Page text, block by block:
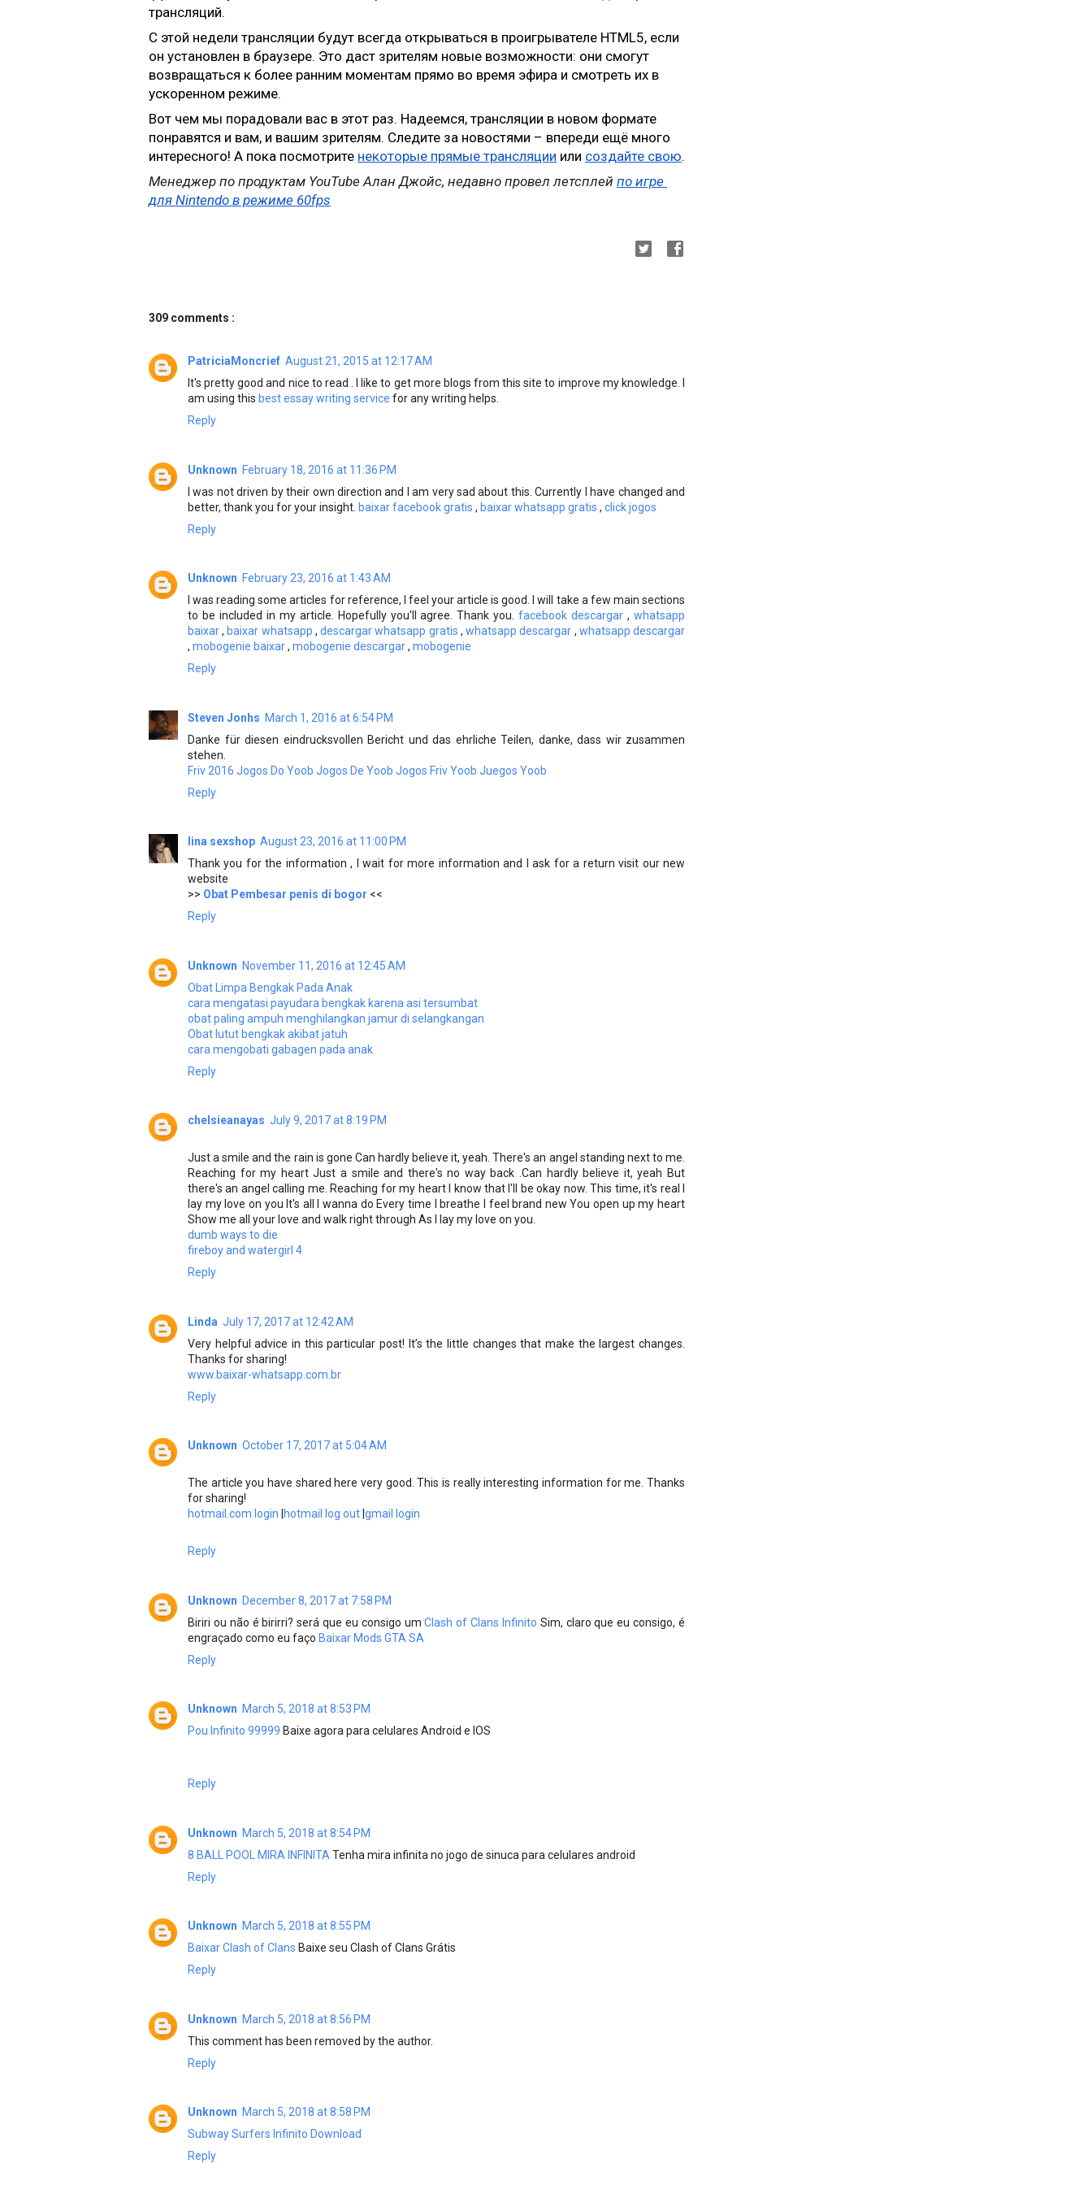
трансляций.
С этой недели трансляции будут всегда открываться в проигрывателе HTML5, если
он установлен в браузере. Это даст зрителям новые возможности: они смогут
возвращаться к более ранним моментам прямо во время эфира и смотреть их в
ускоренном режиме.
Вот чем мы порадовали вас в этот раз. Надеемся, трансляции в новом формате
понравятся и вам, и вашим зрителям. Следите за новостями – впереди ещё много
интересного! А пока посмотрите некоторые прямые трансляции или создайте свою
Менеджер по продуктам YouTube Алан Джойс, недавно провел летсплей по игре
для Nintendo в режиме 60fps
309 comments :
PatriciaMoncrief August 21, 2015 at 12:17 AM
It's pretty good and nice to read . I like to get more blogs from this site to improve my knowledge. I
am using this best essay writing service for any writing helps.
Reply
Unknown February 18, 2016 at 11:36 PM
I was not driven by their own direction and I am very sad about this. Currently I have changed and
better, thank you for your insight. baixar facebook gratis , baixar whatsapp gratis , click jogos
Reply
Unknown February 23, 2016 at 1:43 AM
I was reading some articles for reference, I feel your article is good. I will take a few main sections
to be included in my article. Hopefully you'll agree. Thank you.facebook descargar ,whatsapp
baixar, baixar whatsapp ,descargar whatsapp gratis ,whatsapp descargar , whatsapp descargar
, mobogenie baixar, mobogenie descargar, mobogenie
Reply
Steven Jonhs March 1, 2016 at 6:54 PM
Danke für diesen eindrucksvollen Bericht und das ehrliche Teilen, danke, dass wir zusammen
stehen.
Friv 2016 Jogos Do Yoob Jogos De Yoob Jogos Friv Yoob Juegos Yoob
Reply
lina sexshop August 23, 2016 at 11:00 PM
Thank you for the information , I wait for more information and I ask for a return visit our new
website
>> Obat Pembesar penis di bogor <<
Reply
Unknown November 11, 2016 at 12:45 AM
Obat Limpa Bengkak Pada Anak
cara mengatasi payudara bengkak karena asi tersumbat
obat paling ampuh menghilangkan jamur di selangkangan
Obat lutut bengkak akibat jatuh
cara mengobati gabagen pada anak
Reply
chelsieanayas July 9, 2017 at 8:19 PM
Just a smile and the rain is gone Can hardly believe it, yeah. There's an angel standing next to me.
Reaching for my heart Just a smile and there's no way back .Can hardly believe it, yeah But
there's an angel calling me. Reaching for my heart I know that I'll be okay now. This time, it's real I
lay my love on you It's all I wanna do Every time I breathe I feel brand new You open up my heart
Show me all your love and walk right through As I lay my love on you.
dumb ways to die
fireboy and watergirl 4
Reply
Linda July 17, 2017 at 12:42 AM
Very helpful advice in this particular post! It’s the little changes that make the largest changes.
Thanks for sharing!
www.baixar-whatsapp.com.br
Reply
Unknown October 17, 2017 at 5:04 AM
The article you have shared here very good. This is really interesting information for me. Thanks
for sharing!
hotmail.com login hotmail log out gmail login
Reply
Unknown December 8, 2017 at 7:58 PM
Biriri ou não é birirri? será que eu consigo umClash of Clans Infinito Sim, claro que eu consigo, é
engraçado como eu faço Baixar Mods GTA SA
Reply
Unknown March 5, 2018 at 8:53 PM
Pou Infinito 99999 Baixe agora para celulares Android e IOS
Reply
Unknown March 5, 2018 at 8:54 PM
8 BALL POOL MIRA INFINITA Tenha mira infinita no jogo de sinuca para celulares android
Reply
Unknown March 5, 2018 at 8:55 PM
Baixar Clash of Clans Baixe seu Clash of Clans Grátis
Reply
Unknown March 5, 2018 at 8:56 PM
This comment has been removed by the author.
Reply
Unknown March 5, 2018 at 8:58 PM
Subway Surfers Infinito Download
Reply